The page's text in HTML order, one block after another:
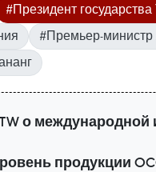
#Президент
#Премьер-
о международной
продукции